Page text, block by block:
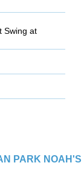
Swing at
PARK NOAH'S